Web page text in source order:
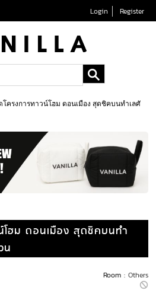
Login Register
ครงการทาวน์โฮม ดอนเมือง สุดชิคบนทำเลศั
โฮม ดอนเมือง สุดชิคบนทำ
น
Room : Others